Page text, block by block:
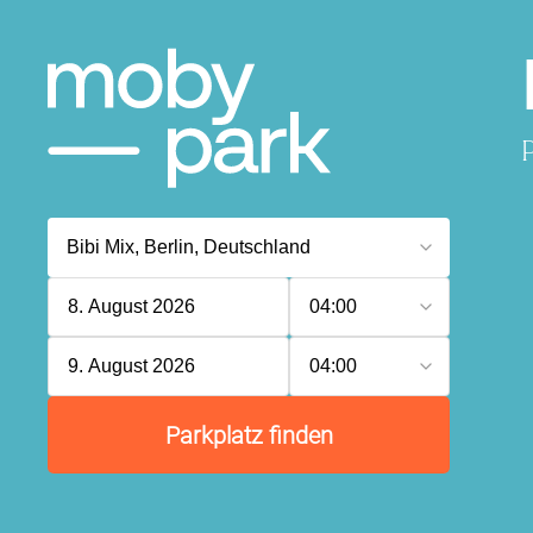
8. August 2026 04:00
9. August 2026 04:00
Parkplatz finden